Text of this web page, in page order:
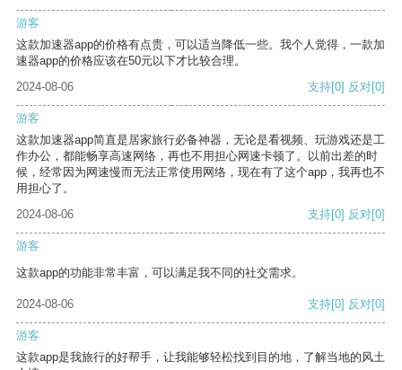
游客
这款加速器app的价格有点贵，可以适当降低一些。我个人觉得，一款加
速器app的价格应该在50元以下才比较合理。
2024-08-06
支持[0] 反对[0]
游客
这款加速器app简直是居家旅行必备神器，无论是看视频、玩游戏还是工
作办公，都能畅享高速网络，再也不用担心网速卡顿了。以前出差的时
候，经常因为网速慢而无法正常使用网络，现在有了这个app，我再也不
用担心了。
2024-08-06
支持[0] 反对[0]
游客
这款app的功能非常丰富，可以满足我不同的社交需求。
2024-08-06 支持[0] 反对[0]
游客
这款app是我旅行的好帮手，让我能够轻松找到目的地，了解当地的风土